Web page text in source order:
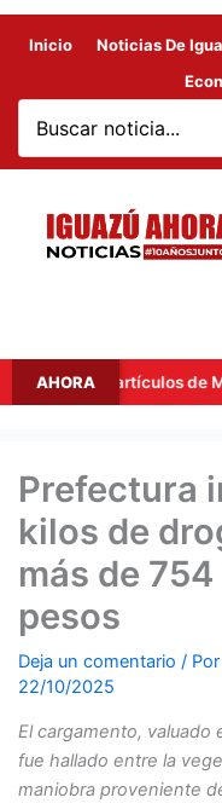
Inicio Noticias De
AHORA
los artículos de Manejo
Prefectura
kilos de
más de
pesos
Deja un comentario / Por
22/10/2025
El cargamento, valuado
fue hallado entre la
maniobra proveniente